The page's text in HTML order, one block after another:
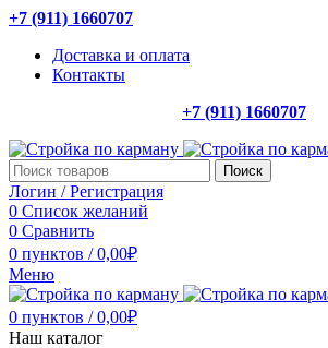
+7 (911) 1660707
Доставка и оплата
Контакты
+7 (911) 1660707
Поиск
Логин / Регистрация
0 Список желаний
0 Сравнить
0 пунктов / 0,00₽
Меню
0 пунктов / 0,00₽
Наш каталог